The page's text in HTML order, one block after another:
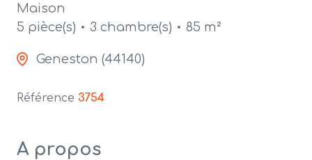
Maison
5 pièce(s)
3 chambre(s) 85 m²
Geneston (44140)
Référence 3754
A propos